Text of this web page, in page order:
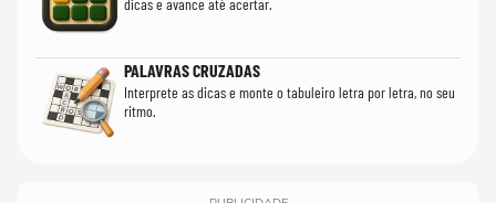
PALAVRAS CRUZADAS
Interprete as dicas e monte o tabuleiro letra por letra, no seu
ritmo.